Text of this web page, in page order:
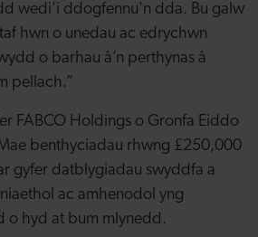
wedi'i ddogfennu'n dda. Bu galw
hwn o unedau ac edrychwn
o barhau â’n perthynas â
pellach.”
FABCO Holdings o Gronfa Eiddo
benthyciadau rhwng £250,000
gyfer datblygiadau swyddfa a
ac amhenodol yng
o hyd at bum mlynedd.